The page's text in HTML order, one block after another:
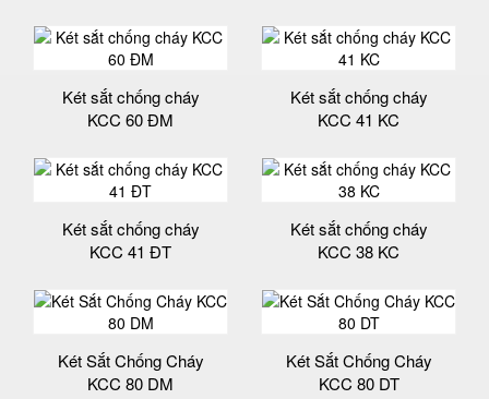
Két sắt chống cháy
KCC 60 ĐM
Két sắt chống cháy
KCC 41 KC
Két sắt chống cháy
KCC 41 ĐT
Két sắt chống cháy
KCC 38 KC
Két Sắt Chống Cháy
KCC 80 DM
Két Sắt Chống Cháy
KCC 80 DT